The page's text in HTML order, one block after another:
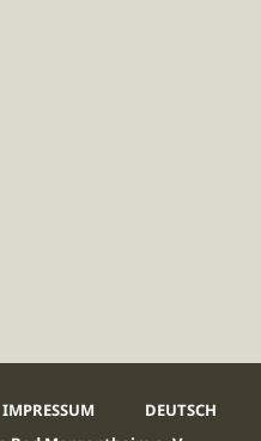
IMPRESSUM
DEUTSCH